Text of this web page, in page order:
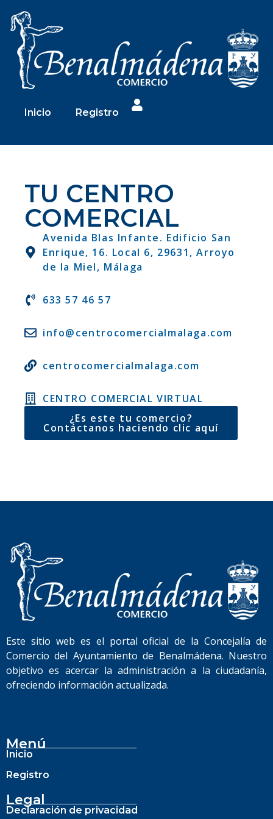
Inicio Registro
TU CENTRO
COMERCIAL
Avenida Blas Infante. Edificio San
Enrique, 16. Local 6, 29631, Arroyo
de la Miel, Málaga
633 57 46 57
info@centrocomercialmalaga.com
centrocomercialmalaga.com
CENTRO COMERCIAL VIRTUAL
¿Es este tu comercio?
Contáctanos haciendo clic aquí
Este sitio web es el portal oficial de la Concejalía de
Comercio del Ayuntamiento de Benalmádena. Nuestro
objetivo es acercar la administración a la ciudadanía,
ofreciendo información actualizada.
Menú
Inicio
Registro
Legal
Declaración de privacidad